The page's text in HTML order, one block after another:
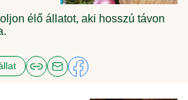
élő állatot, aki hosszú távon